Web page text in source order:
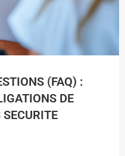
(FAQ) :
DE